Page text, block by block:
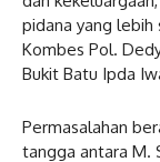
pidana yang lebih
Kombes Pol.
Bukit Batu Ipda
Permasalahan
tangga antara M.